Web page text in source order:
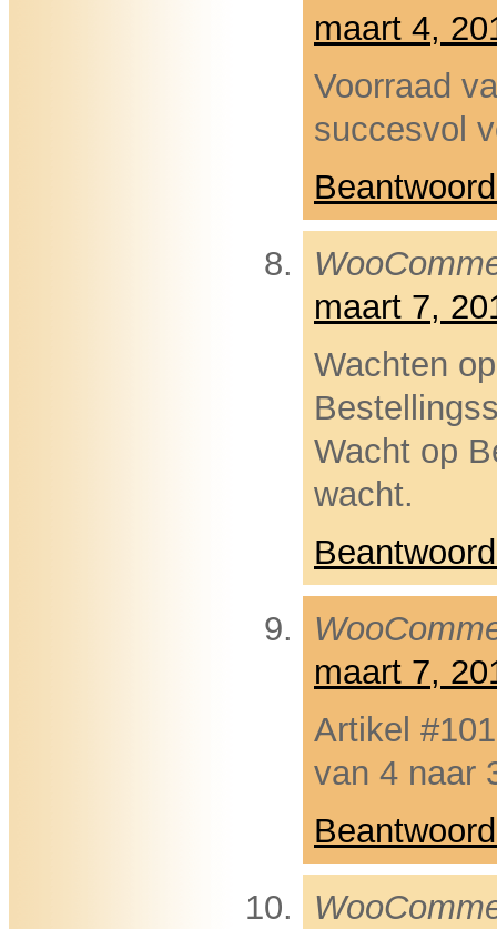
maart 4,
Voorraad
succesvol
maart 7,
Wachten
Wacht op
wacht.
maart 7,
Artikel
van 4 naar